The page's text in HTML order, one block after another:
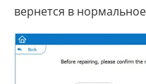
вернется в